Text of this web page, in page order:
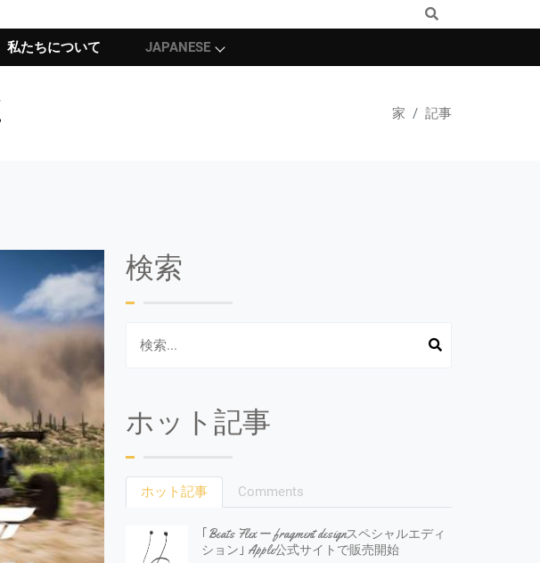
私たちについて JAPANESE
家 記事
検索
ホット記事
ホット記事 Comments
｢Beats Flex ー fragment designスペシャルエディ
ション｣ Apple公式サイトで販売開始